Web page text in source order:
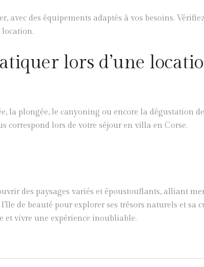
avec des équipements adaptés à vos besoins.
location.
lors d’une
la plongée, le canyoning ou encore la dégustation de
correspond lors de votre séjour en villa en Corse.
des paysages variés et époustouflants, alliant
de beauté pour explorer ses trésors naturels et sa
et vivre une expérience inoubliable.